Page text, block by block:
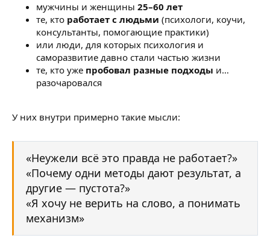
мужчины и женщины 25–60 лет
те, кто работает с людьми (психологи, коучи,
консультанты, помогающие практики)
или люди, для которых психология и
саморазвитие давно стали частью жизни
те, кто уже пробовал разные подходы и…
разочаровался
У них внутри примерно такие мысли:
«Неужели всё это правда не работает?»
«Почему одни методы дают результат, а
другие — пустота?»
«Я хочу не верить на слово, а понимать
механизм»